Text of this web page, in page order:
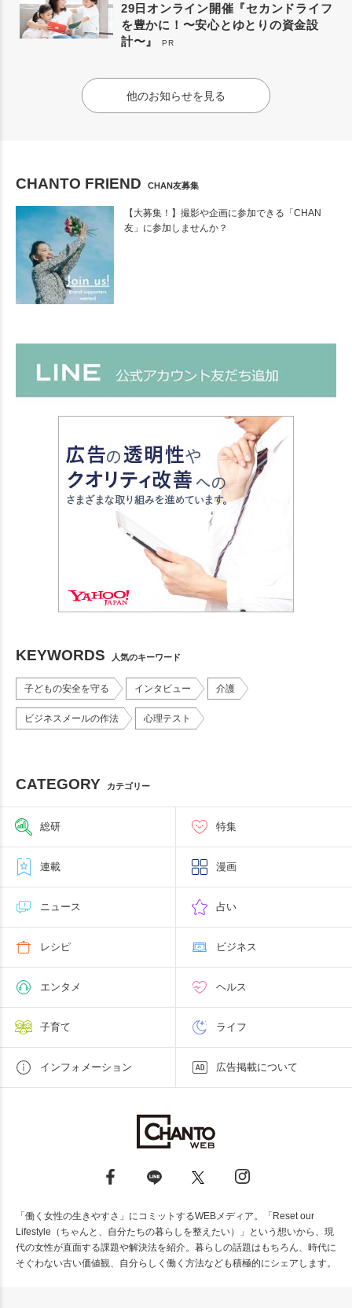
29日オンライン開催『セカンドライフ
を豊かに！〜安心とゆとりの資金設
計〜』
PR
他のお知らせを見る
CHANTO FRIEND CHAN友募集
【大募集！】撮影や企画に参加できる「CHAN
友」に参加しませんか？
KEYWORDS 人気のキーワード
子どもの安全を守る インタビュー 介護
ビジネスメールの作法 心理テスト
CATEGORY カテゴリー
総研 特集
連載 漫画
ニュース 占い
レシピ ビジネス
エンタメ ヘルス
子育て ライフ
インフォメーション 広告掲載について
「働く女性の生きやすさ」にコミットするWEBメディア。「Reset our
Lifestyle（ちゃんと、自分たちの暮らしを整えたい）」という想いから、現
代の女性が直面する課題や解決法を紹介。暮らしの話題はもちろん、時代に
そぐわない古い価値観、自分らしく働く方法なども積極的にシェアします。